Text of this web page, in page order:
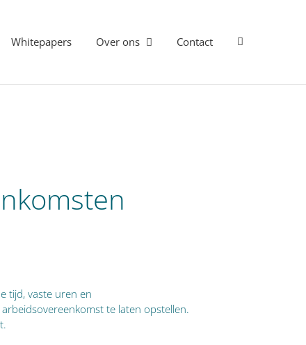
Whitepapers Over ons Contact
tijd, vaste uren en
te laten opstellen.